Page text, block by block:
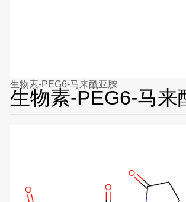
生物素-PEG6-马来酰亚胺
生物素-PEG6-马来